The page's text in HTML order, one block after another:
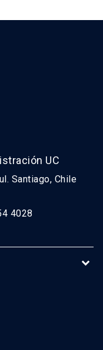
UC
Santiago, Chile
4028